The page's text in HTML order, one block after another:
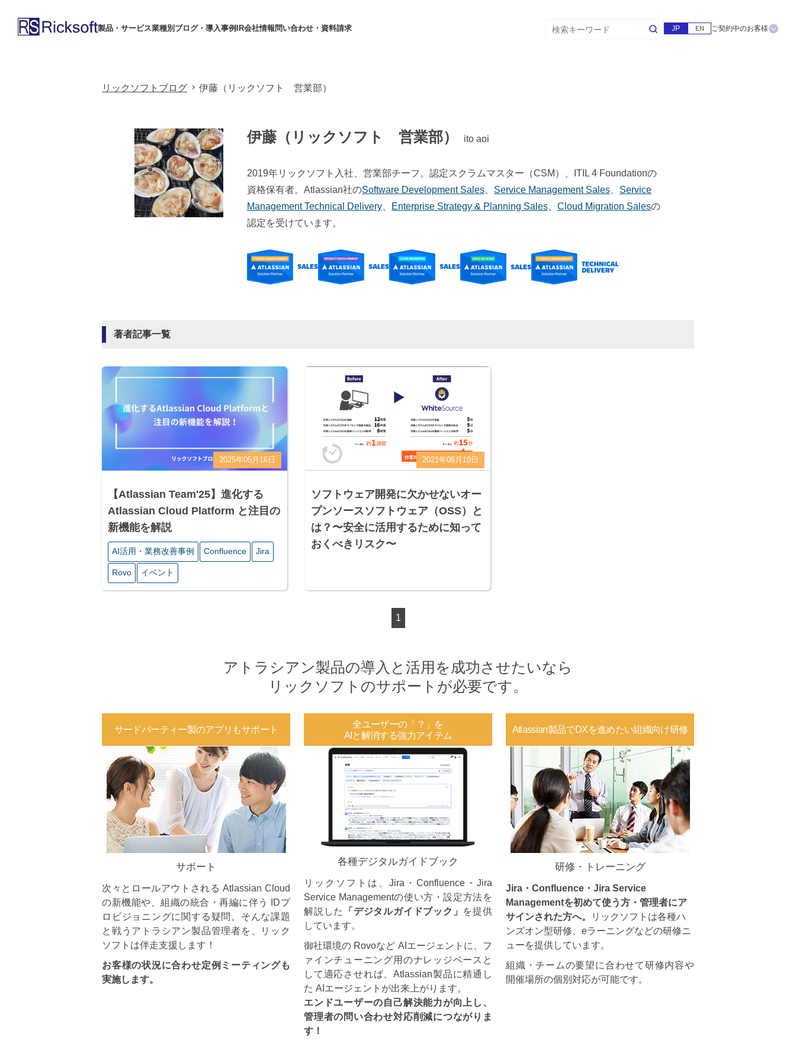
製品・サービス業種別 ブログ・導入事例 IR会社情報 問い合わせ・資料請求 JP EN ご契約中のお客様
リックソフトブログ 伊藤（リックソフト 営業部）
伊藤（リックソフト 営業部） ito aoi
2019年リックソフト入社、営業部チーフ。認定スクラムマスター（CSM）、ITIL 4 Foundationの
資格保有者。Atlassian社のSoftware Development Sales Service Management Sales
Service
Management Technical Delivery
Enterprise Strategy & Planning Sales Cloud Migration Salesの
認定を受けています。
著者記事一覧
2025年05月16日
【Atlassian Team'25】進化する
Atlassian Cloud Platform と注目の
新機能を解説
AI活⽤・業務改善事例 Confluence Jira
Rovo イベント
2021年06月10日
ソフトウェア開発に欠かせないオー
プンソースソフトウェア（OSS）と
は？〜安全に活用するために知って
おくべきリスク〜
1
アトラシアン製品の導入と活用を成功させたいなら
リックソフトのサポートが必要です。
サードパーティー製のアプリもサポート
サポート
次々とロールアウトされる Atlassian Cloud
の新機能や、組織の統合・再編に伴う IDプ
ロビジョニングに関する疑問。そんな課題
と戦うアトラシアン製品管理者を、リック
ソフトは伴走支援します！
お客様の状況に合わせ定例ミーティングも
実施します。
全ユーザーの「？」を
AIと解消する強力アイテム
各種デジタルガイドブック
リックソフトは、Jira・Confluence・Jira
Service Managementの使い方・設定方法を
解説した
「デジタルガイドブック」 を提供
しています。
御社環境の Rovoなど AIエージェントに、フ
ァインチューニング用のナレッジベースと
して適応させれば、Atlassian製品に精通し
た AIエージェントが出来上がります。
エンドユーザーの自己解決能力が向上し、
管理者の問い合わせ対応削減につながりま
す！
Atlassian製品でDXを進めたい組織向け研修
研修・トレーニング
Jira・Confluence・Jira Service
Managementを初めて使う方・管理者にア
サインされた方へ。
リックソフトは各種ハ
ンズオン型研修、eラーニングなどの研修ニ
ューを提供しています。
組織・チームの要望に合わせて研修内容や
開催場所の個別対応が可能です。